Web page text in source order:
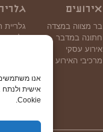
אישית
Cookie.
אירועים
בר מצווה במצדה
חתונה במדבר
אירוע עסקי
מרכיבי האירוע
גלריית
גלריית